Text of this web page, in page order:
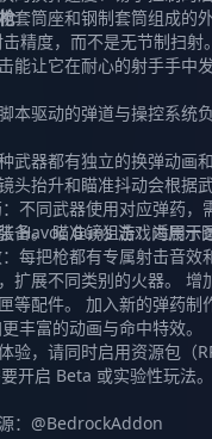
套筒座和钢制套筒组成的外
精度，而不是无节制扫射
能让它在耐心的射手手中发
本驱动的弹道与操控系统
武器都有独立的换弹动画和
头抬升和瞄准抖动会根据
不同武器使用对应弹药，
备。 瞄准镜狙击：适用于
每把枪都有专属射击音效
Havoc Guns 游戏内展示
扩展不同类别的火器。 增
等配件。 加入新的弹药制
丰富的动画与命中特效。
验，请同时启用资源包（
要开启 Beta 或实验性玩法。
：@BedrockAddon